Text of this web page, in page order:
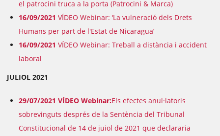
el patrocini truca a la porta (Patrocini & Marca)
16/09/2021 VÍDEO Webinar: ‘La vulneració dels Drets
Humans per part de l'Estat de Nicaragua’
16/09/2021 VÍDEO Webinar: Treball a distància i accident
laboral
JULIOL 2021
29/07/2021 VÍDEO Webinar:Els efectes anul·latoris
sobrevinguts després de la Sentència del Tribunal
Constitucional de 14 de juiol de 2021 que declararia